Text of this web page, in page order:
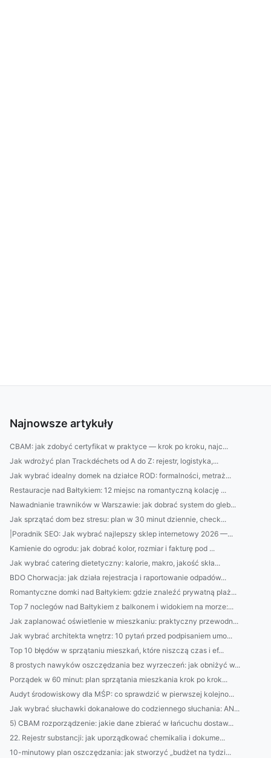
Najnowsze artykuły
CBAM: jak zdobyć certyfikat w praktyce — krok po kroku, najc...
Jak wdrożyć plan Trackdéchets od A do Z: rejestr, logistyka,...
Jak wybrać idealny domek na działce ROD: formalności, metraż...
Restauracje nad Bałtykiem: 12 miejsc na romantyczną kolację ...
Nawadnianie trawników w Warszawie: jak dobrać system do gleb...
Jak sprzątać dom bez stresu: plan w 30 minut dziennie, check...
|Poradnik SEO: Jak wybrać najlepszy sklep internetowy 2026 —...
Kamienie do ogrodu: jak dobrać kolor, rozmiar i fakturę pod ...
Jak wybrać catering dietetyczny: kalorie, makro, jakość skła...
BDO Chorwacja: jak działa rejestracja i raportowanie odpadów...
Romantyczne domki nad Bałtykiem: gdzie znaleźć prywatną plaż...
Top 7 noclegów nad Bałtykiem z balkonem i widokiem na morze:...
Jak zaplanować oświetlenie w mieszkaniu: praktyczny przewodn...
Jak wybrać architekta wnętrz: 10 pytań przed podpisaniem umo...
Top 10 błędów w sprzątaniu mieszkań, które niszczą czas i ef...
8 prostych nawyków oszczędzania bez wyrzeczeń: jak obniżyć w...
Porządek w 60 minut: plan sprzątania mieszkania krok po krok...
Audyt środowiskowy dla MŚP: co sprawdzić w pierwszej kolejno...
Jak wybrać słuchawki dokanałowe do codziennego słuchania: AN...
5) CBAM rozporządzenie: jakie dane zbierać w łańcuchu dostaw...
22. Rejestr substancji: jak uporządkować chemikalia i dokume...
10-minutowy plan oszczędzania: jak stworzyć „budżet na tydzi...